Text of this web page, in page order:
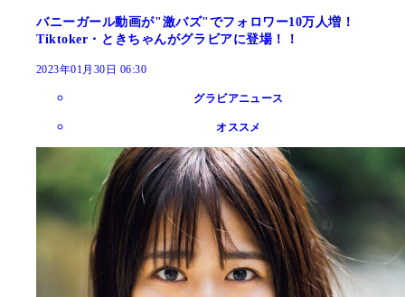
バニーガール動画が"激バズ"でフォロワー10万人増！
Tiktoker・ときちゃんがグラビアに登場！！
2023年01月30日 06:30
グラビアニュース
オススメ